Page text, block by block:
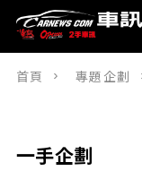
首頁 專題企劃
一手企劃